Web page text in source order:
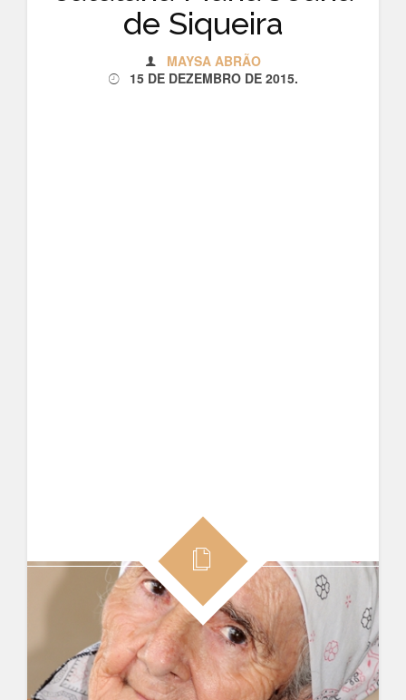
de Siqueira
MAYSA ABRÃO
15 DE DEZEMBRO DE 2015.